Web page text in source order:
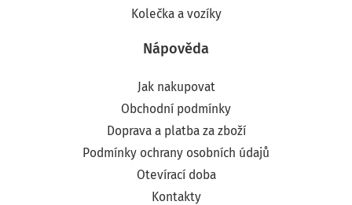
Kolečka a vozíky
Nápověda
Jak nakupovat
Obchodní podmínky
Doprava a platba za zboží
Podmínky ochrany osobních údajů
Otevírací doba
Kontakty